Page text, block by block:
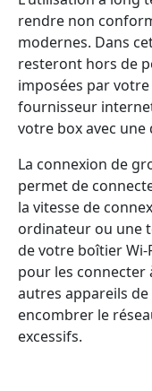
rendre non
modernes. Dans
resteront hors de
imposées par
fournisseur
votre box avec une
La connexion de
permet de
la vitesse de
ordinateur ou une
de votre boîtier Wi-
pour les connecter
autres appareils
encombrer le
excessifs.